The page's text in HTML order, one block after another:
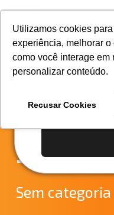
Utilizamos cookies
experiência, melhorar
como você interage em
personalizar conteúdo.
Recusar Cookies
A Mastersul
Responsabilidade
– DUE
Sem categoria